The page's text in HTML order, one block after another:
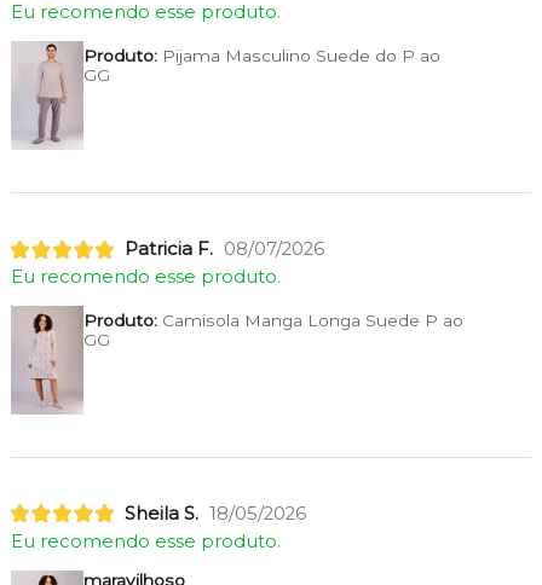
Eu recomendo esse produto.
Produto:Pijama Masculino Suede do P ao
GG
Patricia F. 08/07/2026
Eu recomendo esse produto.
Produto:Camisola Manga Longa Suede P ao
GG
Sheila S. 18/05/2026
Eu recomendo esse produto.
maravilhoso